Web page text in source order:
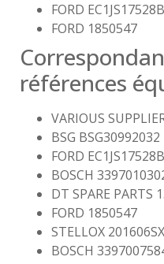
FORD
FORD 1850547
références
VARIOUS
BSG BSG30992032
FORD
BOSCH
DT SPARE PARTS
FORD 1850547
STELLOX 201606SX
BOSCH